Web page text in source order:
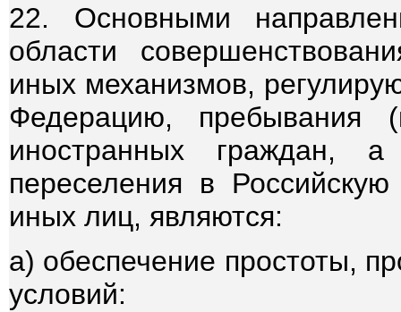
22. Основными
области
иных механизмов,
Федерацию, пребывания
иностранных граждан, а
переселения в
иных лиц, являются:
а) обеспечение простоты,
условий: